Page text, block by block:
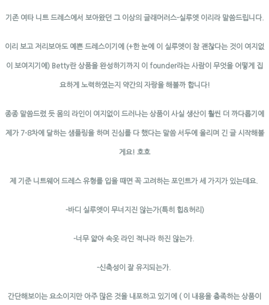
기존 여타 니트 드레스에서 보아왔던 그 이상의 글래머러스-실루엣 이리라 말씀드립니다.
이리 보고 저리보아도 예쁜 드레스이기에 (+한 눈에 이 실루엣이 참 괜찮다는 것이 여지없
이 보여지기에) Betty란 상품을 완성하기까지 이 founder라는 사람이 무엇을 어떻게 집
요하게 노력하였는지 약간의 자랑을 해볼까 합니다!
종종 말씀드렸 듯 몸의 라인이 여지없이 드러나는 상품이 사실 생산이 훨씬 더 까다롭기에
제가 7-8차에 달하는 샘플링을 하며 진심를 다 했다는 말씀 서두에 올리며 긴 글 시작해볼
게요! 호호
제 기준 니트웨어 드레스 유형를 입을 때면 꼭 고려하는 포인트가 세 가지가 있는데요.
-바디 실루엣이 무너지진 않는가(특히 힙&허리)
-너무 얇아 속옷 라인 적나라 하진 않는가.
-신축성이 잘 유지되는가.
간단해보이는 요소이지만 아주 많은 것을 내포하고 있기에 ( 이 내용을 충족하는 상품이